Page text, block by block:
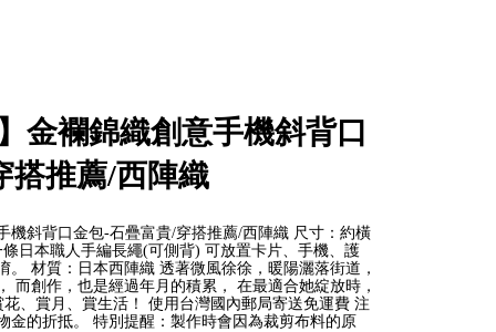
金襴錦織創意手機斜背口
搭推薦/西陣織
機斜背口金包-石疊富貴/穿搭推薦/西陣織 尺寸：約橫
日本職人手編長繩(可側背) 可放置卡片、手機、護
。 材質：日本西陣織 透著微風徐徐，暖陽灑落街道，
而創作，也是經過年月的積累， 在最適合她綻放時，
、賞月、賞生活！ 使用台灣國內郵局寄送免運費 注
金的折抵。 特別提醒：製作時會因為裁剪布料的原